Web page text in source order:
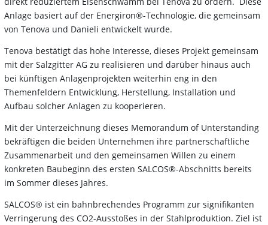
Anlage basiert auf der Energiron®-Technologie, die gemeinsam
von Tenova und Danieli entwickelt wurde.
Tenova bestätigt das hohe Interesse, dieses Projekt gemeinsam
mit der Salzgitter AG zu realisieren und darüber hinaus auch
bei künftigen Anlagenprojekten weiterhin eng in den
Themenfeldern Entwicklung, Herstellung, Installation und
Aufbau solcher Anlagen zu kooperieren.
Mit der Unterzeichnung dieses Memorandum of Unterstanding
bekräftigen die beiden Unternehmen ihre partnerschaftliche
Zusammenarbeit und den gemeinsamen Willen zu einem
konkreten Baubeginn des ersten SALCOS®-Abschnitts bereits
im Sommer dieses Jahres.
SALCOS® ist ein bahnbrechendes Programm zur signifikanten
Verringerung des CO2-Ausstoßes in der Stahlproduktion. Ziel ist